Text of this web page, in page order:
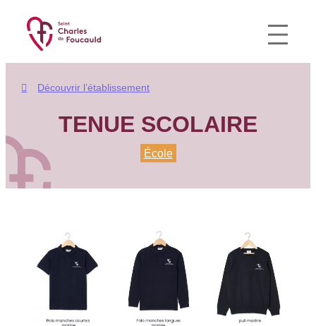
contenu
Découvrir l’établissement
TENUE SCOLAIRE
École